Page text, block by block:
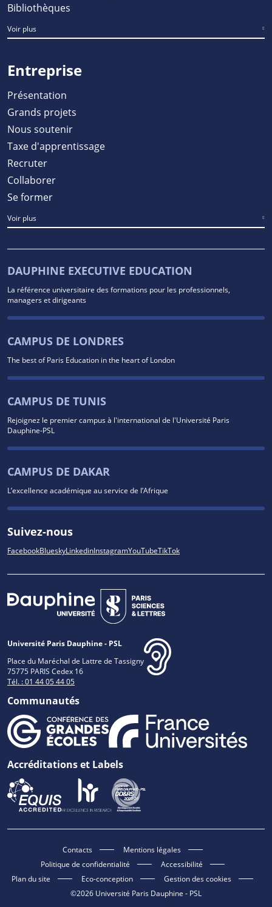
Bibliothèques
Voir plus
Entreprise
Présentation
Grands projets
Nous soutenir
Taxe d'apprentissage
Recruter
Collaborer
Se former
Voir plus
DAUPHINE EXECUTIVE EDUCATION
La référence universitaire des formations pour les professionnels,
managers et dirigeants
CAMPUS DE LONDRES
The best of Paris Education in the heart of London
CAMPUS DE TUNIS
Rejoignez le premier campus à l'international de l'Université Paris
Dauphine-PSL
CAMPUS DE DAKAR
L’excellence académique au service de l’Afrique
Suivez-nous
FacebookBlueskyLinkedinInstagramYouTubeTikTok
Université Paris Dauphine - PSL
Place du Maréchal de Lattre de Tassigny
75775 PARIS Cedex 16
Tél. : 01 44 05 44 05
Communautés
Accréditations et Labels
Contacts
Mentions légales
Politique de confidentialité
Accessibilité
Plan du site
Eco-conception
Gestion des cookies
©2026 Université Paris Dauphine - PSL